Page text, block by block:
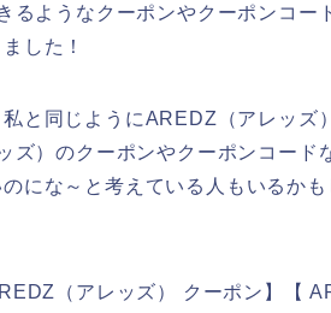
ようなクーポンやクーポンコー
した！
と同じようにAREDZ（アレッズ
ズ）のクーポンやクーポンコード
にな～と考えている人もいるか
（アレッズ） クーポン】【